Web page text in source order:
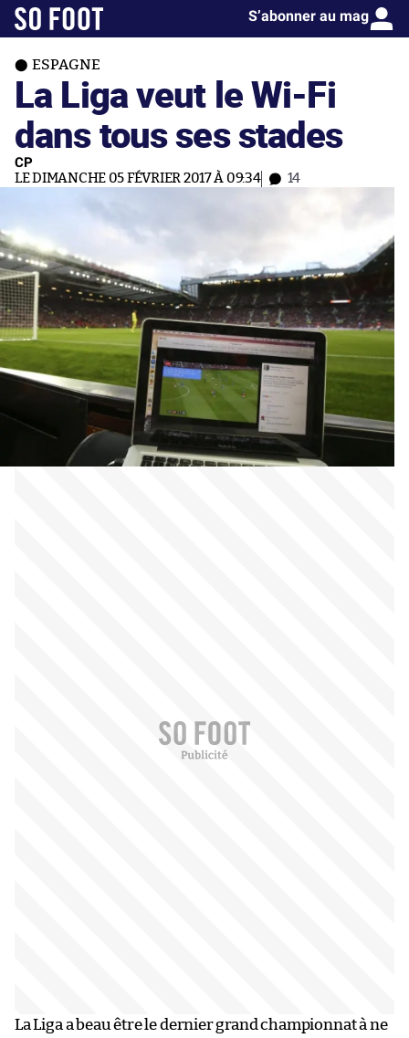
S’abonner au mag
ESPAGNE
La Liga veut le Wi-Fi
dans tous ses stades
CP
LE DIMANCHE 05 FÉVRIER 2017 À 09:34 14
La Liga a beau être le dernier grand championnat à ne